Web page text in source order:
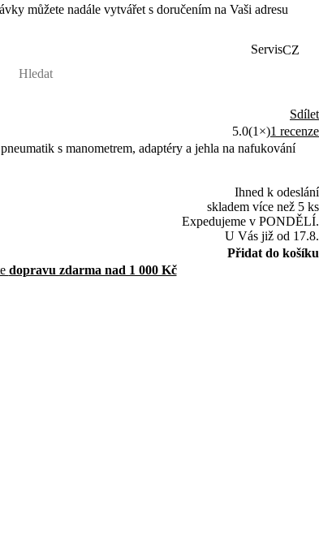
můžete nadále vytvářet s doručením na Vaši adresu
ServisCZ
Sdílet
5.0(1×)1 recenze
s manometrem, adaptéry a jehla na nafukování
Ihned k odeslání
skladem více než 5 ks
Expedujeme v PONDĚLÍ.
U Vás již od 17.8.
Přidat do košíku
dopravu zdarma nad 1 000 Kč